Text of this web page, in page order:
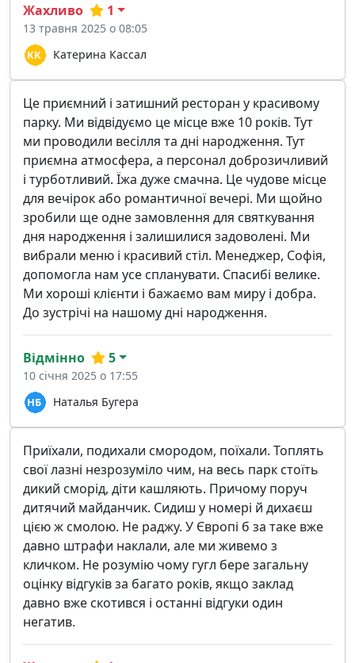
Катерина Кассал
Жахливо 1
13 травня 2025 о 08:05
Це приємний і затишний ресторан у красивому
парку. Ми відвідуємо це місце вже 10 років. Тут
ми проводили весілля та дні народження. Тут
приємна атмосфера, а персонал доброзичливий
і турботливий. Їжа дуже смачна. Це чудове місце
для вечірок або романтичної вечері. Ми щойно
зробили ще одне замовлення для святкування
дня народження і залишилися задоволені. Ми
вибрали меню і красивий стіл. Менеджер, Софія,
допомогла нам усе спланувати. Спасибі велике.
Ми хороші клієнти і бажаємо вам миру і добра.
До зустрічі на нашому дні народження.
Наталья Бугера
Відмінно 5
10 січня 2025 о 17:55
Приїхали, подихали смородом, поїхали. Топлять
свої лазні незрозуміло чим, на весь парк стоїть
дикий сморід, діти кашляють. Причому поруч
дитячий майданчик. Сидиш у номері й дихаєш
цією ж смолою. Не раджу. У Європі б за таке вже
давно штрафи наклали, але ми живемо з
кличком. Не розумію чому гугл бере загальну
оцінку відгуків за багато років, якщо заклад
давно вже скотився і останні відгуки один
негатив.